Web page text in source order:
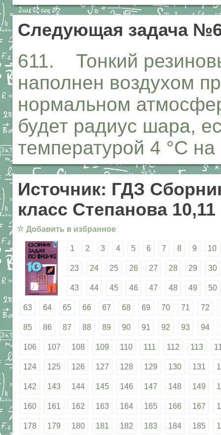
Следующая задача
611. Тонкий
наполнен воздухом
нормальном
будет радиус шара,
температурой 4 °С
Источник: ГДЗ
класс Степанова 10,11
☆ Добавить в избранное
1 2 3 4 5 6 7 8 9 10
23 24 25 26 27 28 29 30
43 44 45 46 47 48 49 50
63 64 65 66 67 68 69 70 71 72
85 86 87 88 89 90 91 92 93 94
106 107 108 109 110 111 112 113
124 125 126 127 128 129 130 131
142 143 144 145 146 147 148 149
160 161 162 163 164 165 166 167
178 179 180 181 182 183 184 185